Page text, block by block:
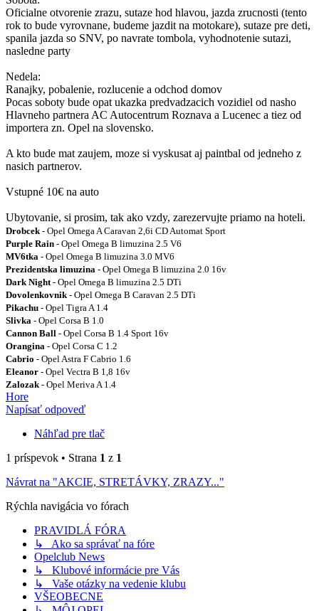
Oficialne otvorenie zrazu, sutaze hod hlavou, jazda zrucnosti (tento
rok to bude vyrovnane, budeme jazdit na motokare), sutaze pre deti,
spanila jazda so SNV, po navrate tombola, vyhodnotenie sutazi,
nasledne party
Nedela:
Ranajky, pobalenie, rozlucenie a odchod domov
Pocas soboty bude opat ukazka predvadzacich vozidiel od nasho
Hlavneho partnera AC Autocentrum Roznava a Lucenec a tiez od
importera zn. Opel na slovensko.
A kto bude mat zaujem, moze si vyskusat aj paintbal od jedneho z
nasich partnerov.
Vstupné 10€ na auto
Ubytovanie, si prosim, tak ako vzdy, zarezervujte priamo na hoteli.
Drobcek- Opel Omega A Caravan 2,6i CD Automat Sport
Purple Rain - Opel Omega B limuzina 2.5 V6
MV6tka - Opel Omega B limuzina 3.0 MV6
Prezidentska limuzina - Opel Omega B limuzina 2.0 16v
Dark Night- Opel Omega B limuzina 2.5 DTi
Dovolenkovnik- Opel Omega B Caravan 2.5 DTi
Pikachu - Opel Tigra A 1.4
Slivka - Opel Corsa B 1.0
Cannon Ball - Opel Corsa B 1.4 Sport 16v
Orangina - Opel Corsa C 1.2
Cabrio - Opel Astra F Cabrio 1.6
Eleanor - Opel Vectra B 1,8 16v
Zalozak- Opel Meriva A 1.4
Hore
Napísať odpoveď
Náhľad pre tlač
1 príspevok • Strana 1 z 1
Návrat na "AKCIE, STRETÁVKY, ZRAZY..."
Rýchla navigácia vo fórach
PRAVIDLÁ FÓRA
↳ Ako sa správať na fóre
Opelclub News
↳ Klubové informácie pre Vás
↳ Vaše otázky na vedenie klubu
VŠEOBECNE